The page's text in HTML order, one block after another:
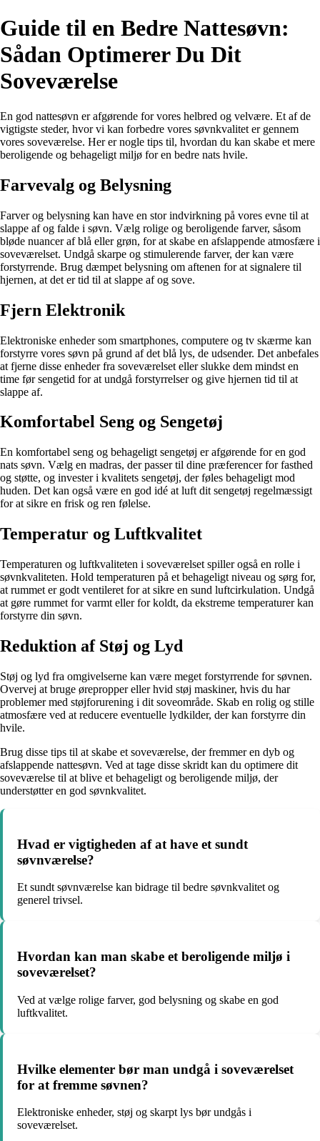
Guide til en Bedre Nattesøvn:
Sådan Optimerer Du Dit
Soveværelse
En god nattesøvn er afgørende for vores helbred og velvære. Et af de
vigtigste steder, hvor vi kan forbedre vores søvnkvalitet er gennem
vores soveværelse. Her er nogle tips til, hvordan du kan skabe et mere
beroligende og behageligt miljø for en bedre nats hvile.
Farvevalg og Belysning
Farver og belysning kan have en stor indvirkning på vores evne til at
slappe af og falde i søvn. Vælg rolige og beroligende farver, såsom
bløde nuancer af blå eller grøn, for at skabe en afslappende atmosfære i
soveværelset. Undgå skarpe og stimulerende farver, der kan være
forstyrrende. Brug dæmpet belysning om aftenen for at signalere til
hjernen, at det er tid til at slappe af og sove.
Fjern Elektronik
Elektroniske enheder som smartphones, computere og tv skærme kan
forstyrre vores søvn på grund af det blå lys, de udsender. Det anbefales
at fjerne disse enheder fra soveværelset eller slukke dem mindst en
time før sengetid for at undgå forstyrrelser og give hjernen tid til at
slappe af.
Komfortabel Seng og Sengetøj
En komfortabel seng og behageligt sengetøj er afgørende for en god
nats søvn. Vælg en madras, der passer til dine præferencer for fasthed
og støtte, og invester i kvalitets sengetøj, der føles behageligt mod
huden. Det kan også være en god idé at luft dit sengetøj regelmæssigt
for at sikre en frisk og ren følelse.
Temperatur og Luftkvalitet
Temperaturen og luftkvaliteten i soveværelset spiller også en rolle i
søvnkvaliteten. Hold temperaturen på et behageligt niveau og sørg for,
at rummet er godt ventileret for at sikre en sund luftcirkulation. Undgå
at gøre rummet for varmt eller for koldt, da ekstreme temperaturer kan
forstyrre din søvn.
Reduktion af Støj og Lyd
Støj og lyd fra omgivelserne kan være meget forstyrrende for søvnen.
Overvej at bruge ørepropper eller hvid støj maskiner, hvis du har
problemer med støjforurening i dit soveområde. Skab en rolig og stille
atmosfære ved at reducere eventuelle lydkilder, der kan forstyrre din
hvile.
Brug disse tips til at skabe et soveværelse, der fremmer en dyb og
afslappende nattesøvn. Ved at tage disse skridt kan du optimere dit
soveværelse til at blive et behageligt og beroligende miljø, der
understøtter en god søvnkvalitet.
Hvad er vigtigheden af at have et sundt
søvnværelse?
Et sundt søvnværelse kan bidrage til bedre søvnkvalitet og
generel trivsel.
Hvordan kan man skabe et beroligende miljø i
soveværelset?
Ved at vælge rolige farver, god belysning og skabe en god
luftkvalitet.
Hvilke elementer bør man undgå i soveværelset
for at fremme søvnen?
Elektroniske enheder, støj og skarpt lys bør undgås i
soveværelset.